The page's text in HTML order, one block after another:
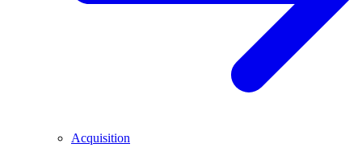
Acquisition